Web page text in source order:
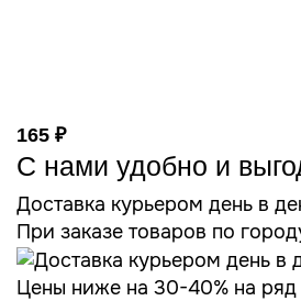
165 ₽
С нами удобно и
Доставка курьером день в
При заказе товаров по
Цены ниже на 30-40% на ряд